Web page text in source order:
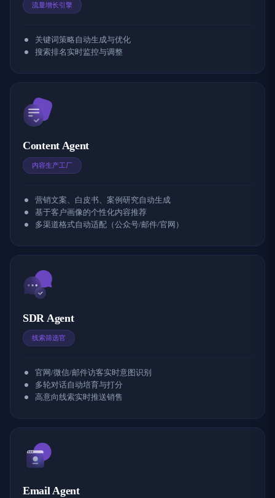
流量增长引擎
关键词策略自动生成与优化
搜索排名实时监控与调整
Content Agent
内容生产工厂
营销文案、白皮书、案例研究自动生成
基于客户画像的个性化内容推荐
多渠道格式自动适配（公众号/邮件/官网）
SDR Agent
线索筛选官
官网/微信/邮件访客实时意图识别
多轮对话自动培育与打分
高意向线索实时推送销售
Email Agent